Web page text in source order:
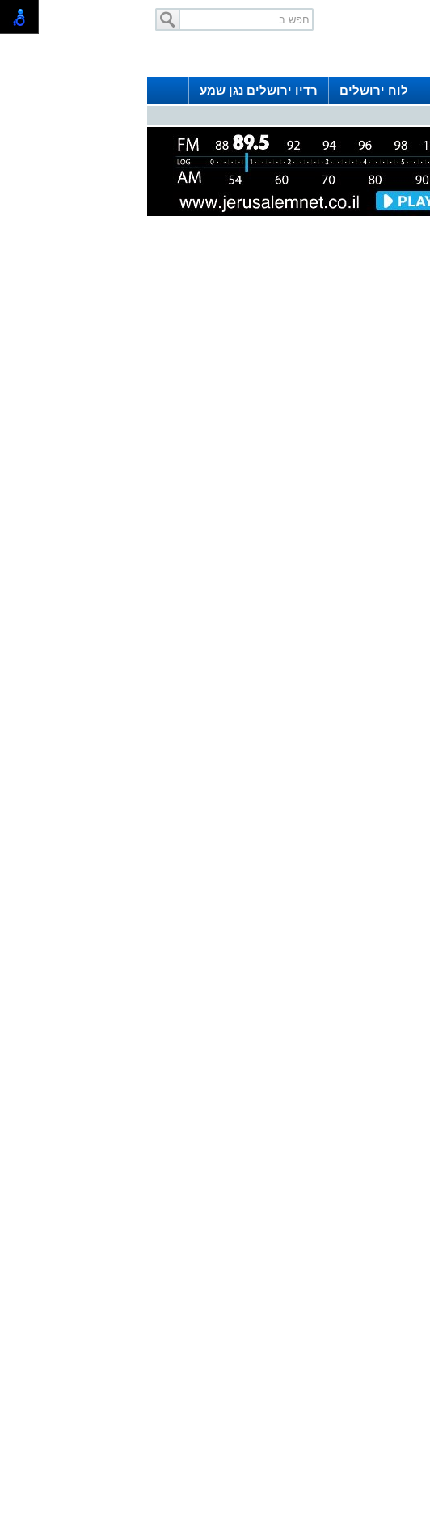
לוח ירושלים
רדיו ירושלים נגן שמע